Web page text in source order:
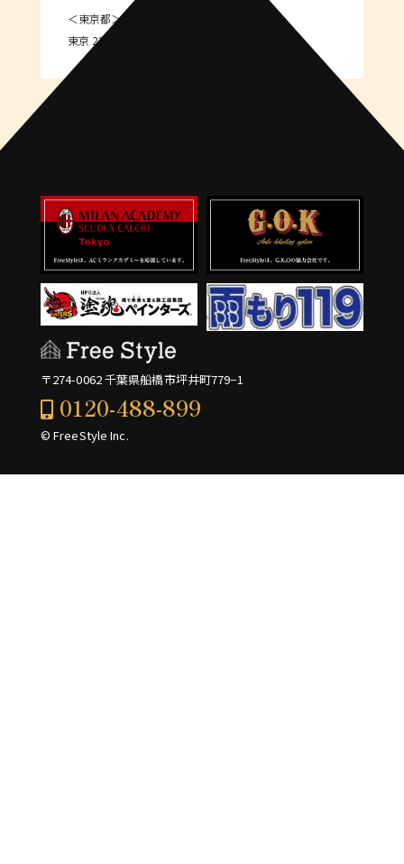
＜東京都＞
東京 23区
〒274-0062 千葉県船橋市坪井町779−1
0120-488-899
© FreeStyle Inc.